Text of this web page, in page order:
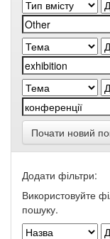
Почати новий
Додати фільтри:
Використовуйте
пошуку.